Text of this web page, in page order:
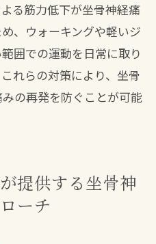
る筋力低下が坐骨神経痛
、ウォーキングや軽いジ
囲での運動を日常に取り
れらの対策により、坐骨
の再発を防ぐことが可能
提供する坐骨神
ーチ